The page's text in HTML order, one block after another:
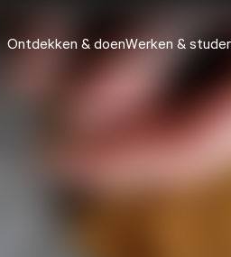
Ontdekken & doenWerken &